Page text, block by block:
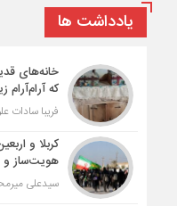
یادداشت ها
خانه‌های
که
فریبا سادات
کربلا و
هویت‌ساز و
سیدعلی